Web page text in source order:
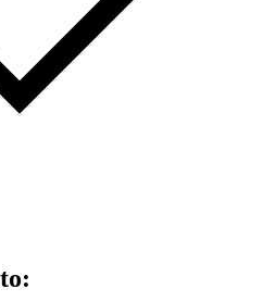
: